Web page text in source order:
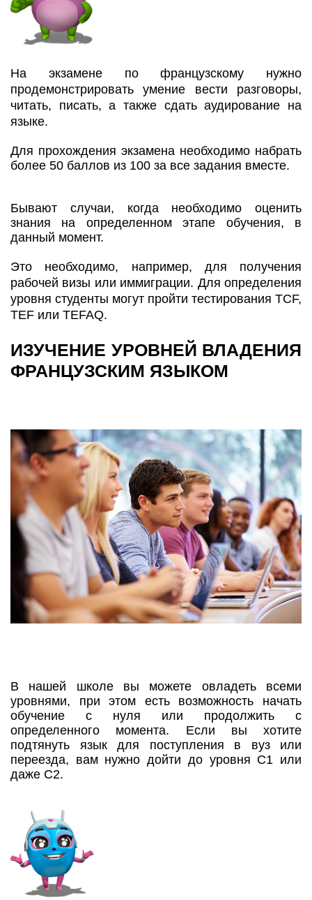
На экзамене по французскому нужно
продемонстрировать умение вести разговоры,
читать, писать, а также сдать аудирование на
языке.
Для прохождения экзамена необходимо набрать
более 50 баллов из 100 за все задания вместе.
Бывают случаи, когда необходимо оценить
знания на определенном этапе обучения, в
данный момент.
Это необходимо, например, для получения
рабочей визы или иммиграции. Для определения
уровня студенты могут пройти тестирования TCF,
TEF или TEFAQ.
ИЗУЧЕНИЕ УРОВНЕЙ ВЛАДЕНИЯ
ФРАНЦУЗСКИМ ЯЗЫКОМ
В нашей школе вы можете овладеть всеми
уровнями, при этом есть возможность начать
обучение с нуля или продолжить с
определенного момента. Если вы хотите
подтянуть язык для поступления в вуз или
переезда, вам нужно дойти до уровня С1 или
даже С2.